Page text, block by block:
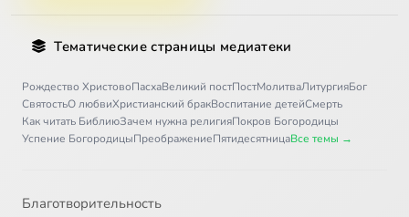
Тематические страницы медиатеки
Рождество ХристовоПасхаВеликий постПостМолитваЛитургияБог
СвятостьО любвиХристианский бракВоспитание детейСмерть
Как читать БиблиюЗачем нужна религияПокров Богородицы
Успение БогородицыПреображениеПятидесятницаВсе темы →
Благотворительность